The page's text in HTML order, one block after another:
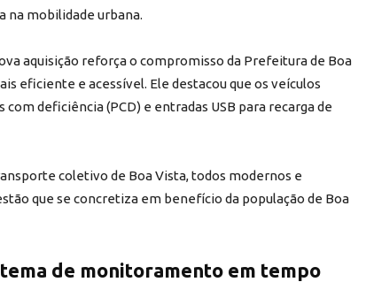
na mobilidade urbana.
aquisição reforça o compromisso da Prefeitura de Boa
eficiente e acessível. Ele destacou que os veículos
deficiência (PCD) e entradas USB para recarga de
coletivo de Boa Vista, todos modernos e
que se concretiza em benefício da população de Boa
de monitoramento em tempo